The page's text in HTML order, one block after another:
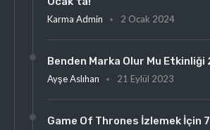
Karma Admin 2 Ocak 2024
Benden Marka Olur Mu Etkinliği
Ayşe Aslıhan 21 Eylül 2023
Game Of Thrones İzlemek İçin